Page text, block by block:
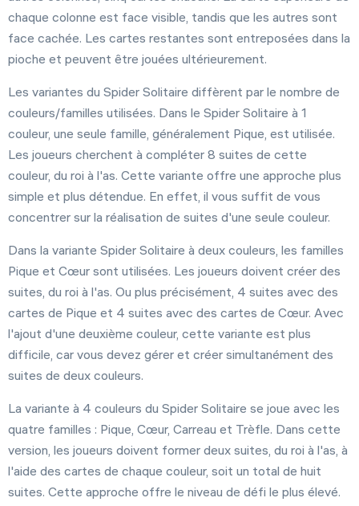
chaque colonne est face visible, tandis que les autres sont
face cachée. Les cartes restantes sont entreposées dans la
pioche et peuvent être jouées ultérieurement.
Les variantes du Spider Solitaire diffèrent par le nombre de
couleurs/familles utilisées. Dans le Spider Solitaire à 1
couleur, une seule famille, généralement Pique, est utilisée.
Les joueurs cherchent à compléter 8 suites de cette
couleur, du roi à l'as. Cette variante offre une approche plus
simple et plus détendue. En effet, il vous suffit de vous
concentrer sur la réalisation de suites d'une seule couleur.
Dans la variante Spider Solitaire à deux couleurs, les familles
Pique et Cœur sont utilisées. Les joueurs doivent créer des
suites, du roi à l'as. Ou plus précisément, 4 suites avec des
cartes de Pique et 4 suites avec des cartes de Cœur. Avec
l'ajout d'une deuxième couleur, cette variante est plus
difficile, car vous devez gérer et créer simultanément des
suites de deux couleurs.
La variante à 4 couleurs du Spider Solitaire se joue avec les
quatre familles : Pique, Cœur, Carreau et Trèfle. Dans cette
version, les joueurs doivent former deux suites, du roi à l'as, à
l'aide des cartes de chaque couleur, soit un total de huit
suites. Cette approche offre le niveau de défi le plus élevé.